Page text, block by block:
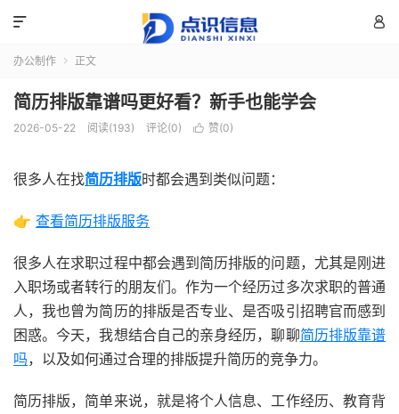


办公制作  正文
简历排版靠谱吗更好看？新手也能学会
2026-05-22 阅读(193) 评论(0)  赞(0)
很多人在找简历排版时都会遇到类似问题：
👉 查看简历排版服务
很多人在求职过程中都会遇到简历排版的问题，尤其是刚进
入职场或者转行的朋友们。作为一个经历过多次求职的普通
人，我也曾为简历的排版是否专业、是否吸引招聘官而感到
困惑。今天，我想结合自己的亲身经历，聊聊简历排版靠谱
吗，以及如何通过合理的排版提升简历的竞争力。
简历排版，简单来说，就是将个人信息、工作经历、教育背